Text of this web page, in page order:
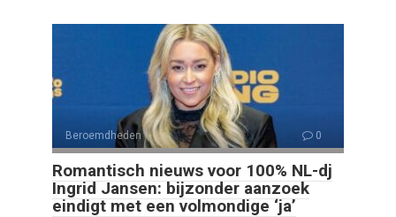
Beroemdheden 0
Romantisch nieuws voor 100% NL-dj
Ingrid Jansen: bijzonder aanzoek
eindigt met een volmondige ‘ja’